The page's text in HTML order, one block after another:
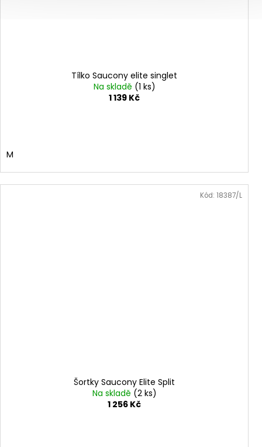
Tílko Saucony elite singlet
Na skladě (1 ks)
1 139 Kč
M
Šortky Saucony Elite Split
Na skladě (2 ks)
1 256 Kč
Kód: 18387/L